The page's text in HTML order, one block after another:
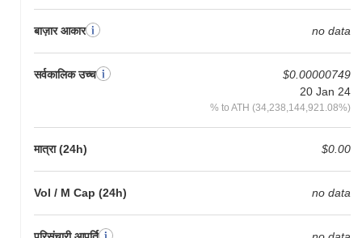
बाज़ार आकार no data
सर्वकालिक उच्च
$0.00000749
20 Jan 24
% to ATH (34,238,144,921.08%)
मात्रा (24h) $0.00
Vol / M Cap (24h) no data